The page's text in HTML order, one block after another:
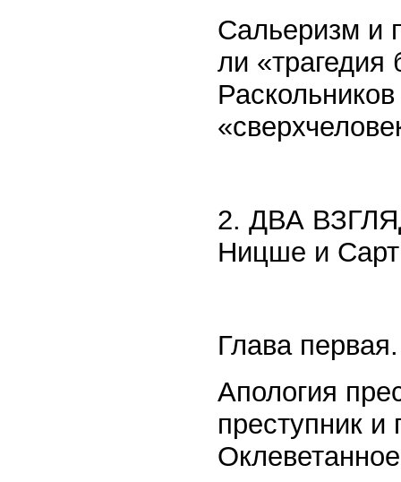
Сальеризм и
ли «трагедия
2. ДВА
Ницше и
Глава
Апология
преступник и